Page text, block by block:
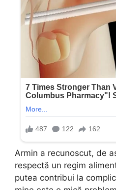
Armin a recunoscut, de
respectă un regim
putea contribui la